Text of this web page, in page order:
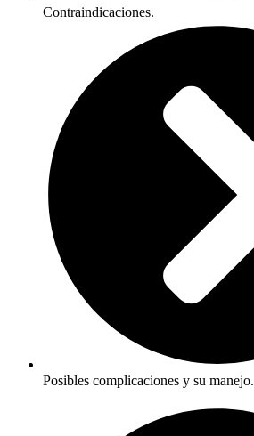
Contraindicaciones.
Posibles complicaciones y su manejo.